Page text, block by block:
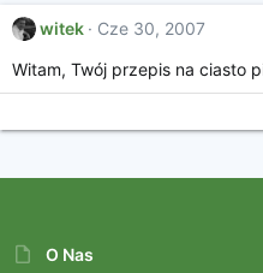
witek
Cze 30, 2007
Witam, Twój przepis na ciasto
O Nas